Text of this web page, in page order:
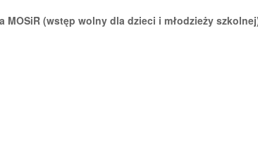
(wstęp wolny dla dzieci i młodzieży